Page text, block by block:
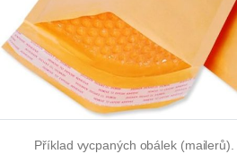
Příklad vycpaných obálek